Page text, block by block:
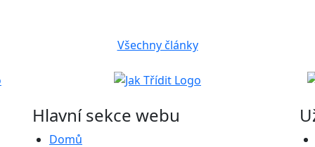
Všechny články
Hlavní sekce webu
Domů